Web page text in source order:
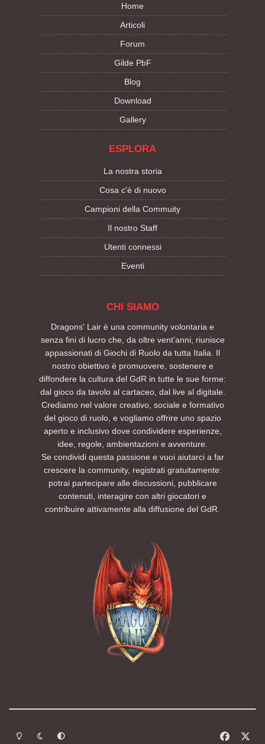
Home
Articoli
Forum
Gilde PbF
Blog
Download
Gallery
ESPLORA
La nostra storia
Cosa c'è di nuovo
Campioni della Commuity
Il nostro Staff
Utenti connessi
Eventi
CHI SIAMO
Dragons' Lair è una community volontaria e
senza fini di lucro che, da oltre vent’anni, riunisce
appassionati di Giochi di Ruolo da tutta Italia. Il
nostro obiettivo è promuovere, sostenere e
diffondere la cultura del GdR in tutte le sue forme:
dal gioco da tavolo al cartaceo, dal live al digitale.
Crediamo nel valore creativo, sociale e formativo
del gioco di ruolo, e vogliamo offrire uno spazio
aperto e inclusivo dove condividere esperienze,
idee, regole, ambientazioni e avventure.
Se condividi questa passione e vuoi aiutarci a far
crescere la community, registrati gratuitamente:
potrai partecipare alle discussioni, pubblicare
contenuti, interagire con altri giocatori e
contribuire attivamente alla diffusione del GdR.
Modalità chiara
Modalità scuraSegui la preferenza del sistema